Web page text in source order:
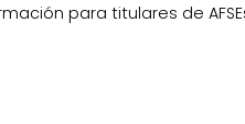
para titulares de